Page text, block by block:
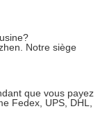
Notre siège
que vous payez
Fedex, UPS, DHL,